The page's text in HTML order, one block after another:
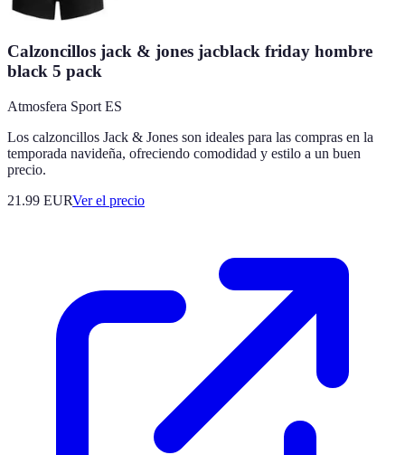
Calzoncillos jack & jones jacblack friday hombre
black 5 pack
Atmosfera Sport ES
Los calzoncillos Jack & Jones son ideales para las compras en la
temporada navideña, ofreciendo comodidad y estilo a un buen
precio.
21.99 EURVer el precio